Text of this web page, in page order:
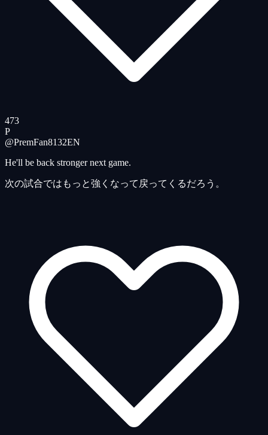
473
P
@PremFan8132EN
He'll be back stronger next game.
次の試合ではもっと強くなって戻ってくるだろう。